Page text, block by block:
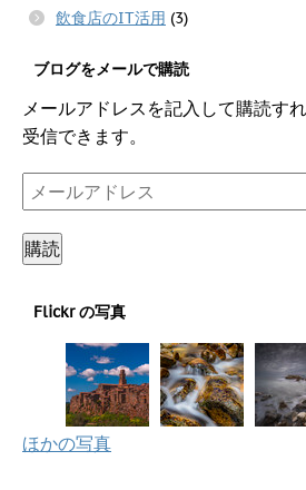
飲食店のIT活用 (3)
ブログをメールで購読
メールアドレスを記入して購読す
受信できます。
メ
ー
ル
ア
レ
購読
Flickr の写真
ほかの写真